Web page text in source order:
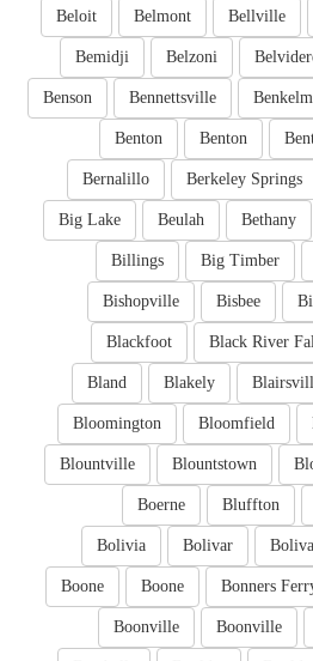
Bellville
Belmont
Beloit
Belzoni
Bemidji
Bennettsville
Benson
Benton
Benton
Berkeley Springs
Bernalillo
Bethany
Beulah
Big Lake
Big Timber
Billings
Bisbee
Bishopville
Black River
Blackfoot
Blakely
Bland
Bloomfield
Bloomington
Blountstown
Blountville
Bluffton
Boerne
Bolivar
Bolivia
Bonners
Boone
Boone
Boonville
Boonville